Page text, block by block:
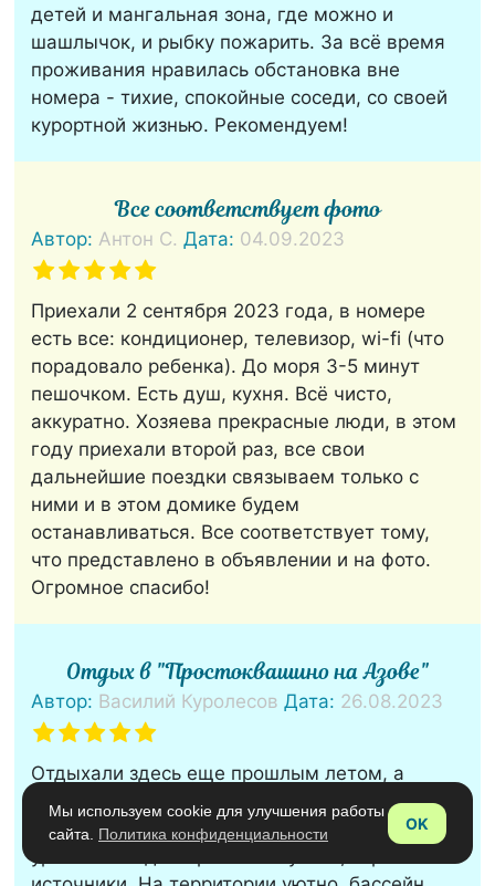
детей и мангальная зона, где можно и
шашлычок, и рыбку пожарить. За всё время
проживания нравилась обстановка вне
номера - тихие, спокойные соседи, со своей
курортной жизнью. Рекомендуем!
Все соответствует фото
Автор:Антон С. Дата: 04.09.2023
Приехали 2 сентября 2023 года, в номере
есть все: кондиционер, телевизор, wi-fi (что
порадовало ребенка). До моря 3-5 минут
пешочком. Есть душ, кухня. Всё чисто,
аккуратно. Хозяева прекрасные люди, в этом
году приехали второй раз, все свои
дальнейшие поездки связываем только с
ними и в этом домике будем
останавливаться. Все соответствует тому,
что представлено в объявлении и на фото.
Огромное спасибо!
Отдых в "Простоквашино на Азове"
Автор: Василий Куролесов Дата: 26.08.2023
Отдыхали здесь еще прошлым летом, а
отзыв оставить забыли. Посёлок, конечно,
небольшой, но всё остальное на высшем
уровнем. Рядом грязевой вулкан, горячие
Мы используем cookie для улучшения работы
сайта. Политика конфиденциальности
OK